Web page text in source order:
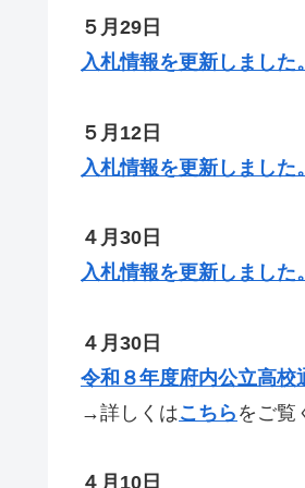
５月29日
入札情報を更新しました。
５月12日
入札情報を更新しました。
４月30日
入札情報を更新しました。
４月30日
令和８年度府内公立高校
→詳しくはこちら をご覧
４月10日